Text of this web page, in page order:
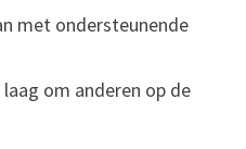
met ondersteunende
om anderen op de